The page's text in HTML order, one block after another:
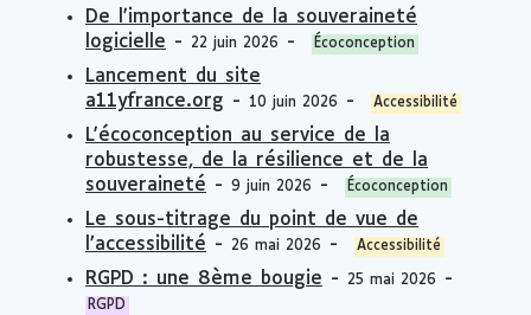
De l'importance de la souveraineté
logicielle - 22 juin 2026 - Écoconception
Lancement du site
a11yfrance.org - 10 juin 2026 - Accessibilité
L'écoconception au service de la
robustesse, de la résilience et de la
souveraineté - 9 juin 2026 - Écoconception
Le sous-titrage du point de vue de
l’accessibilité - 26 mai 2026 - Accessibilité
RGPD : une 8ème bougie - 25 mai 2026 -
RGPD